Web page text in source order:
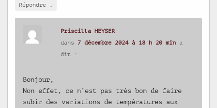
Répondre ↓
Priscilla HEYSER
dans7 décembre 2024 à 18 h 20 min a
dit :
Bonjour,
Non effet, ce n’est pas très bon de faire
subir des variations de températures aux